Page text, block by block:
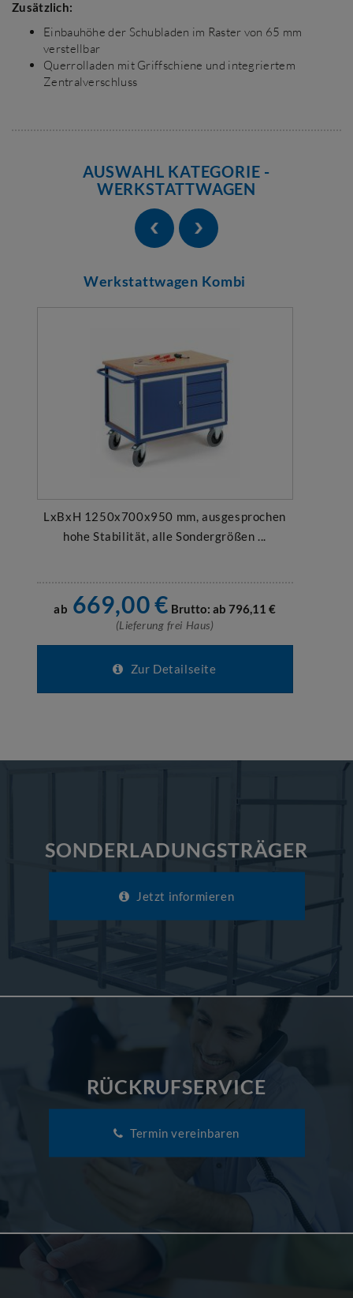
Zusätzlich:
Einbauhöhe der Schubladen im Raster von 65 mm
verstellbar
Querrolladen mit Griffschiene und integriertem
Zentralverschluss
AUSWAHL KATEGORIE -
WERKSTATTWAGEN
Werkstattwagen Kombi
LxBxH 1250x700x950 mm, ausgesprochen
hohe Stabilität, alle Sondergrößen ...
ab 669,00€ Brutto: ab 796,11 €
(Lieferung frei Haus)
Zur Detailseite
SONDERLADUNGSTRÄGER
Jetzt informieren
RÜCKRUFSERVICE
Termin vereinbaren